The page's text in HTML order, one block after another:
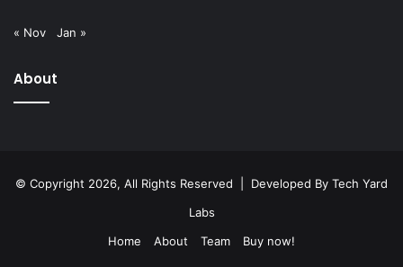
« Nov Jan »
About
© Copyright 2026, All Rights Reserved | Developed By Tech Yard
Labs
Home
About Team Buy now!